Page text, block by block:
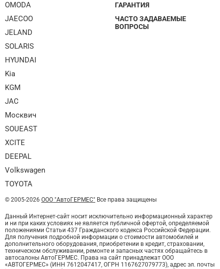
OMODA
JAECOO
JELAND
SOLARIS
HYUNDAI
Kia
KGM
JAC
Москвич
SOUEAST
XCITE
DEEPAL
Volkswagen
TOYOTA
ГАРАНТИЯ
ЧАСТО ЗАДАВАЕМЫЕ
ВОПРОСЫ
© 2005-2026 ООО "АвтоГЕРМЕС" Все права защищены
Данный Интернет-сайт носит исключительно информационный характер
и ни при каких условиях не является публичной офертой, определяемой
положениями Статьи 437 Гражданского кодекса Российской Федерации.
Для получения подробной информации о стоимости автомобилей и
дополнительного оборудования, приобретении в кредит, страховании,
техническом обслуживании, ремонте и запасных частях обращайтесь в
автосалоны АвтоГЕРМЕС. Права на сайт принадлежат ООО
«АВТОГЕРМЕС» (ИНН 7612047417, ОГРН 1167627079773), адрес эл. почты